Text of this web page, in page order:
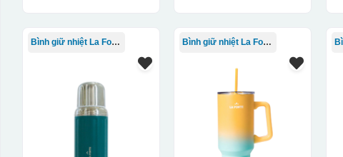
(squeegee) để in lên bề mặt sản phẩm như ly, cốc, bút, móc
phép in được nhiều màu sắc khác nhau, độ bền cao, có thể
lớn, tuy nhiên đòi hỏi quy trình chuẩn bị kỹ lưỡng và chi phí
Bình giữ nhiệt La Fonte Bình giữ nhiệt La Fonte